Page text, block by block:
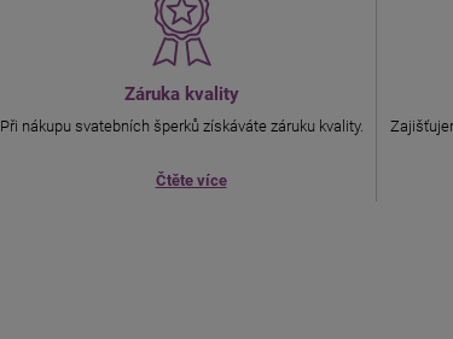
Záruka kvality
Při nákupu svatebních šperků získáváte záruku kvality.
Čtěte více